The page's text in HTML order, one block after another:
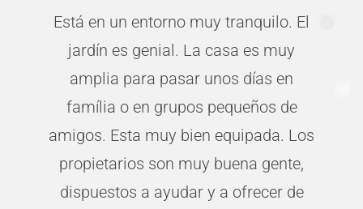
Está en un entorno muy tranquilo. El
jardín es genial. La casa es muy
amplia para pasar unos días en
família o en grupos pequeños de
amigos. Esta muy bien equipada. Los
propietarios son muy buena gente,
dispuestos a ayudar y a ofrecer de